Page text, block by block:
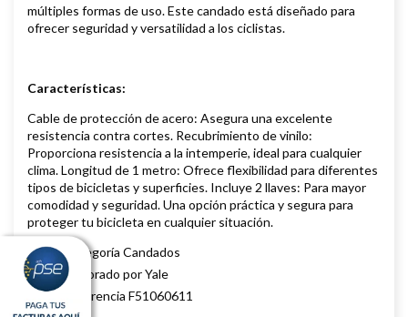
múltiples formas de uso. Este candado está diseñado para
ofrecer seguridad y versatilidad a los ciclistas.
Características:
Cable de protección de acero: Asegura una excelente
resistencia contra cortes. Recubrimiento de vinilo:
Proporciona resistencia a la intemperie, ideal para cualquier
clima. Longitud de 1 metro: Ofrece flexibilidad para diferentes
tipos de bicicletas y superficies. Incluye 2 llaves: Para mayor
comodidad y seguridad. Una opción práctica y segura para
proteger tu bicicleta en cualquier situación.
Categoría Candados
Elaborado por Yale
Referencia F51060611